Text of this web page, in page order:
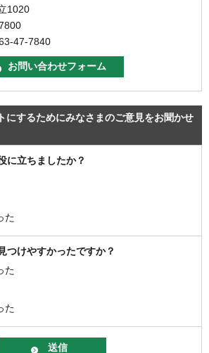
1020
47-7840
にするためにみなさまのご意見をお聞かせ
に立ちましたか？
た
つけやすかったですか？
た
た